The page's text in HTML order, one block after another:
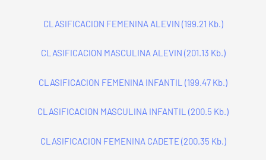
CLASIFICACION FEMENINA ALEVIN (199.21 Kb.)
CLASIFICACION MASCULINA ALEVIN (201.13 Kb.)
CLASIFICACION FEMENINA INFANTIL (199.47 Kb.)
CLASIFICACION MASCULINA INFANTIL (200.5 Kb.)
CLASIFICACION FEMENINA CADETE (200.35 Kb.)